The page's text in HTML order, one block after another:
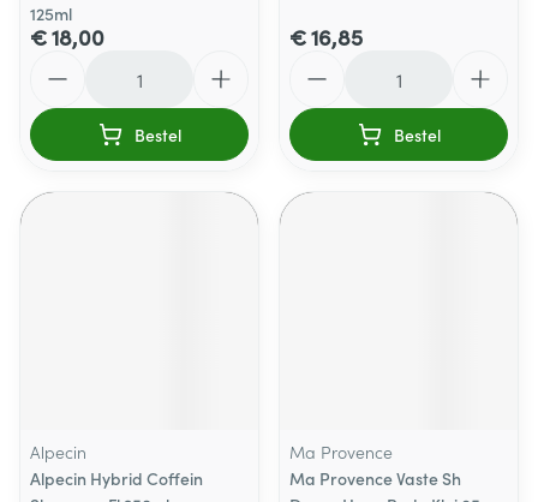
125ml
€ 18,00
Bestel
€ 16,85
Bestel
Alpecin
Alpecin Hybrid Coffein
Ma Provence
Ma Provence Vaste Sh